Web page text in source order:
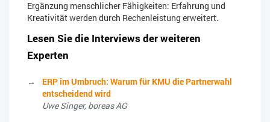
Ergänzung menschlicher Fähigkeiten: Erfahrung und
Kreativität werden durch Rechenleistung erweitert.
Lesen Sie die Interviews der weiteren
Experten
ERP im Umbruch: Warum für KMU die Partnerwahl
entscheidend wird
Uwe Singer, boreas AG